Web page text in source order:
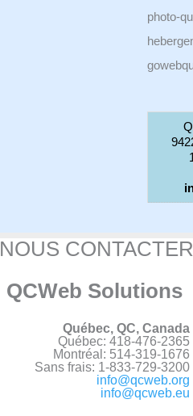
photo-
NOUS CONTACTER
QCWeb Solutions
Québec, QC, Canada
Québec: 418-476-2365
Montréal: 514-319-1676
Sans frais: 1-833-729-3200
info@qcweb.org
info@qcweb.eu